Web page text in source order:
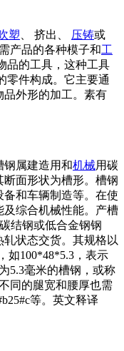
塑 、 挤出、 压铸或
产品的各种模子和工
品的工具，这种工具
零件构成。它主要通
品外形的加工。素有
钢属建造用和机械用碳
断面形状为槽形。槽钢
备和车辆制造等。在使
及综合机械性能。产槽
结钢或低合金钢钢
状态交货。其规格以
如100*48*5.3，表示
5.3毫米的槽钢，或称
同的腿宽和腰厚也需
等。英文释译